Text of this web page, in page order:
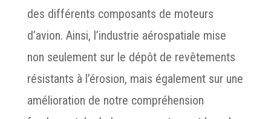
des différents composants de moteurs
d’avion. Ainsi, l’industrie aérospatiale mise
non seulement sur le dépôt de revêtements
résistants à l’érosion, mais également sur une
amélioration de notre compréhension